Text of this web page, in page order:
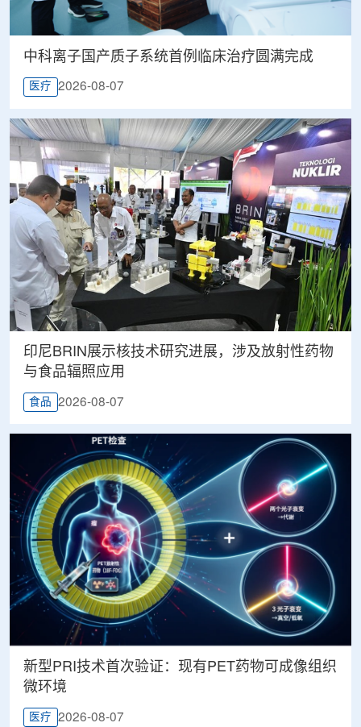
中科离子国产质子系统首例临床治疗圆满完成
医疗 2026-08-07
印尼BRIN展示核技术研究进展，涉及放射性药物
与食品辐照应用
食品 2026-08-07
新型PRI技术首次验证：现有PET药物可成像组织
微环境
医疗 2026-08-07